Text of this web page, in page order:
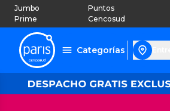
Jumbo
Prime
Puntos
Cencosud
Categorías